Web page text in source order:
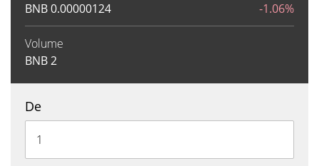
BNB0.00000124 -1.06%
Volume
BNB2
De